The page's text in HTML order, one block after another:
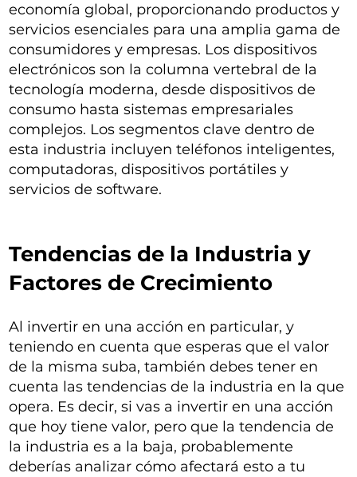
economía global, proporcionando productos y
servicios esenciales para una amplia gama de
consumidores y empresas. Los dispositivos
electrónicos son la columna vertebral de la
tecnología moderna, desde dispositivos de
consumo hasta sistemas empresariales
complejos. Los segmentos clave dentro de
esta industria incluyen teléfonos inteligentes,
computadoras, dispositivos portátiles y
servicios de software.
Tendencias de la Industria y
Factores de Crecimiento
Al invertir en una acción en particular, y
teniendo en cuenta que esperas que el valor
de la misma suba, también debes tener en
cuenta las tendencias de la industria en la que
opera. Es decir, si vas a invertir en una acción
que hoy tiene valor, pero que la tendencia de
la industria es a la baja, probablemente
deberías analizar cómo afectará esto a tu